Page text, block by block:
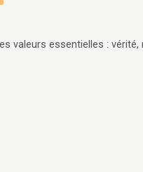
valeurs essentielles : vérité,